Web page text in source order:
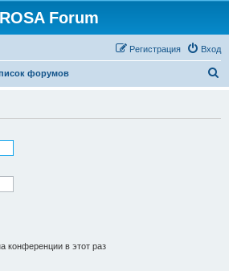
ROSA Forum
Вход
Регистрация
форумов
конференции в этот раз